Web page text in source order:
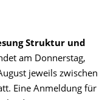
Struktur und
am Donnerstag,
jeweils zwischen
Eine Anmeldung für